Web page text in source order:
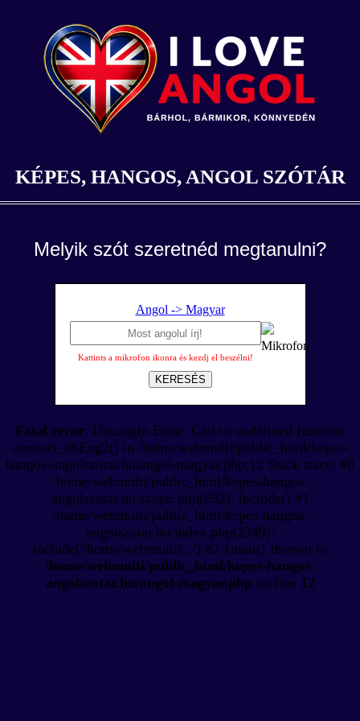
KÉPES, HANGOS, ANGOL SZÓTÁR
Melyik szót szeretnéd megtanulni?
Angol -> Magyar
Kattints a mikrofon ikonra és kezdj el beszélni!
KERESÉS
Fatal error: Uncaught Error: Call to undefined function
connect_dbEng2() in /home/webmulti/public_html/kepes-
hangos-angolszotar.hu/angol-magyar.php:12 Stack trace: #0
/home/webmulti/public_html/kepes-hangos-
angolszotar.hu/szotar.php(892): include() #1
/home/webmulti/public_html/kepes-hangos-
angolszotar.hu/index.php(2349):
include('/home/webmulti/...') #2 {main} thrown in
/home/webmulti/public_html/kepes-hangos-
angolszotar.hu/angol-magyar.php on line 12